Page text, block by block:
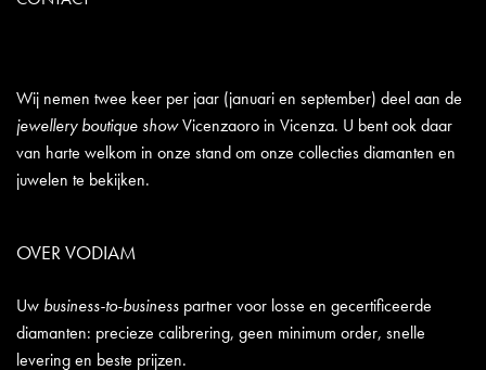
Wij nemen twee keer per jaar (januari en september) deel aan de
jewellery boutique showVicenzaoro in Vicenza. U bent ook daar
van harte welkom in onze stand om onze collecties diamanten en
juwelen te bekijken.
OVER VODIAM
Uw business-to-business partner voor losse en gecertificeerde
diamanten: precieze calibrering, geen minimum order, snelle
levering en beste prijzen.